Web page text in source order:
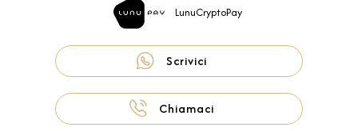
LunuCryptoPay
Scrivici
Chiamaci